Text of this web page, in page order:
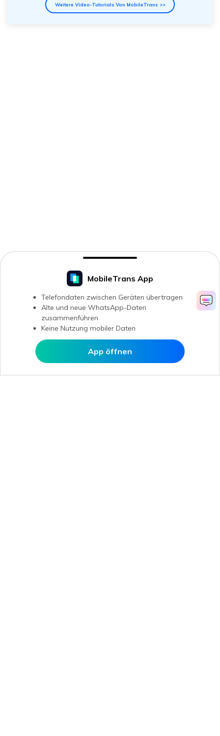
In MobileTrans öffnen
MobileTrans App
Telefondaten zwischen Geräten übertragen
Alte und neue WhatsApp-Daten
zusammenführen
Keine Nutzung mobiler Daten
App öffnen
Weitere Video-Tutorials Von MobileTrans >>